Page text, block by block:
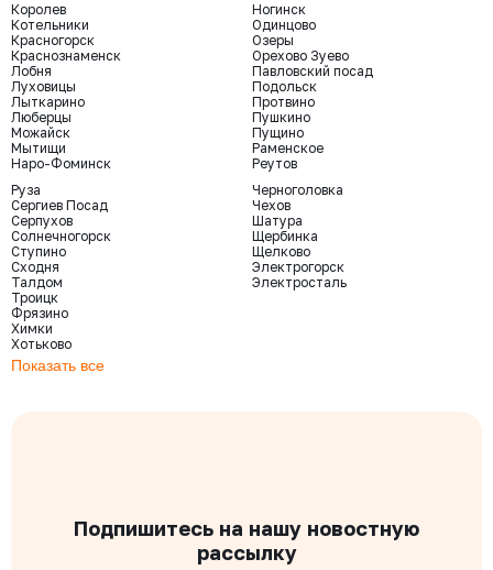
Королев
Котельники
Красногорск
Краснознаменск
Лобня
Луховицы
Лыткарино
Люберцы
Можайск
Мытищи
Наро-Фоминск
Ногинск
Одинцово
Озеры
Орехово Зуево
Павловский посад
Подольск
Протвино
Пушкино
Пущино
Раменское
Реутов
Руза
Сергиев Посад
Серпухов
Солнечногорск
Ступино
Сходня
Талдом
Троицк
Фрязино
Химки
Хотьково
Черноголовка
Чехов
Шатура
Щербинка
Щелково
Электрогорск
Электросталь
Показать все
Подпишитесь на нашу новостную
рассылку